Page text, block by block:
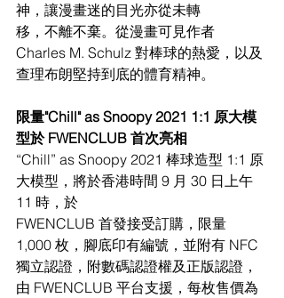
神，讓漫畫迷的目光亦從未轉
移，不離不棄。從漫畫可見作者
Charles M. Schulz 對棒球的熱愛，以及
查理布朗堅持到底的體育精神。
限量"Chill" as Snoopy 2021 1:1 原大模
型於 FWENCLUB 首次亮相
“Chill” as Snoopy 2021 棒球造型 1:1 原
大模型，將於香港時間 9 月 30 日上午
11 時，於
FWENCLUB 首發接受訂購，限量
1,000 枚，腳底印有編號，並附有 NFC
獨立認證，附數碼認證權及正版認證，
由 FWENCLUB 平台支援，每枚售價為